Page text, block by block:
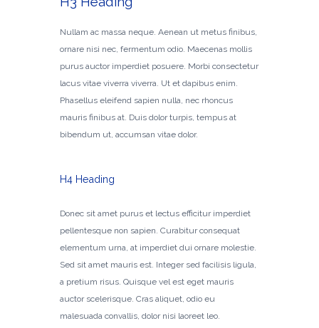
Nullam ac massa neque. Aenean ut metus finibus,
ornare nisi nec, fermentum odio. Maecenas mollis
purus auctor imperdiet posuere. Morbi consectetur
lacus vitae viverra viverra. Ut et dapibus enim.
Phasellus eleifend sapien nulla, nec rhoncus
mauris finibus at. Duis dolor turpis, tempus at
bibendum ut, accumsan vitae dolor.
H4 Heading
Donec sit amet purus et lectus efficitur imperdiet
pellentesque non sapien. Curabitur consequat
elementum urna, at imperdiet dui ornare molestie.
Sed sit amet mauris est. Integer sed facilisis ligula,
a pretium risus. Quisque vel est eget mauris
auctor scelerisque. Cras aliquet, odio eu
malesuada convallis, dolor nisi laoreet leo.